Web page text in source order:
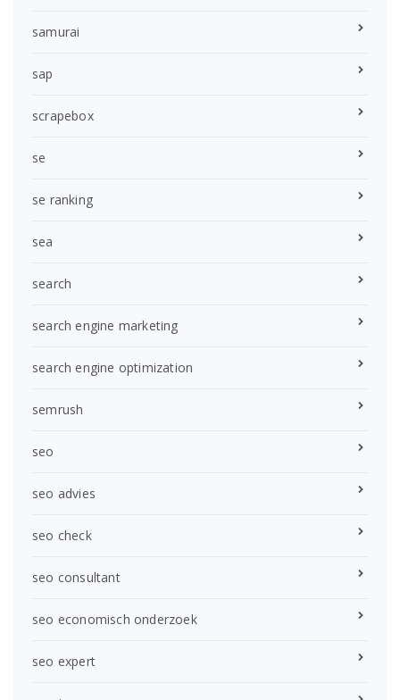
samurai
sap
scrapebox
se
se ranking
sea
search
search engine marketing
search engine optimization
semrush
seo
seo advies
seo check
seo consultant
seo economisch onderzoek
seo expert